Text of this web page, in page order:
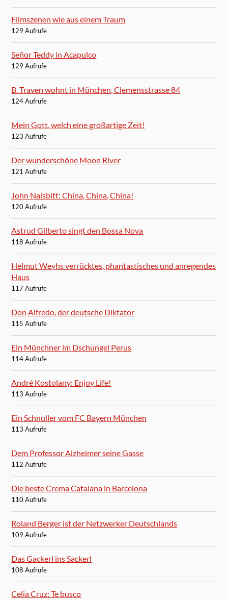
Filmszenen wie aus einem Traum
129 Aufrufe
Señor Teddy in Acapulco
129 Aufrufe
B. Traven wohnt in München, Clemensstrasse 84
124 Aufrufe
Mein Gott, welch eine großartige Zeit!
123 Aufrufe
Der wunderschöne Moon River
121 Aufrufe
John Naisbitt: China, China, China!
120 Aufrufe
Astrud Gilberto singt den Bossa Nova
118 Aufrufe
Helmut Weyhs verrücktes, phantastisches und anregendes
Haus
117 Aufrufe
Don Alfredo, der deutsche Diktator
115 Aufrufe
Ein Münchner im Dschungel Perus
114 Aufrufe
André Kostolany: Enjoy Life!
113 Aufrufe
Ein Schnuller vom FC Bayern München
113 Aufrufe
Dem Professor Alzheimer seine Gasse
112 Aufrufe
Die beste Crema Catalana in Barcelona
110 Aufrufe
Roland Berger ist der Netzwerker Deutschlands
109 Aufrufe
Das Gackerl ins Sackerl
108 Aufrufe
Celia Cruz: Te busco